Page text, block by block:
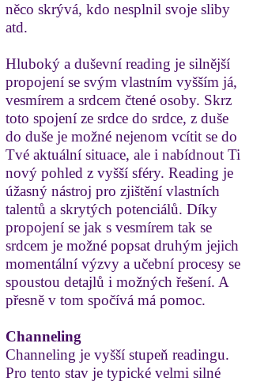
něco skrývá, kdo nesplnil svoje sliby
atd.
Hluboký a duševní reading je silnější
propojení se svým vlastním vyšším já,
vesmírem a srdcem čtené osoby. Skrz
toto spojení ze srdce do srdce, z duše
do duše je možné nejenom vcítit se do
Tvé aktuální situace, ale i nabídnout Ti
nový pohled z vyšší sféry. Reading je
úžasný nástroj pro zjištění vlastních
talentů a skrytých potenciálů. Díky
propojení se jak s vesmírem tak se
srdcem je možné popsat druhým jejich
momentální výzvy a učební procesy se
spoustou detajlů i možných řešení. A
přesně v tom spočívá má pomoc.
Channeling
Channeling je vyšší stupeň readingu.
Pro tento stav je typické velmi silné